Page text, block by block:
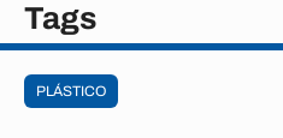
Tags
PLÁSTICO